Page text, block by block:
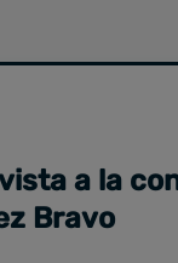
a la
Bravo